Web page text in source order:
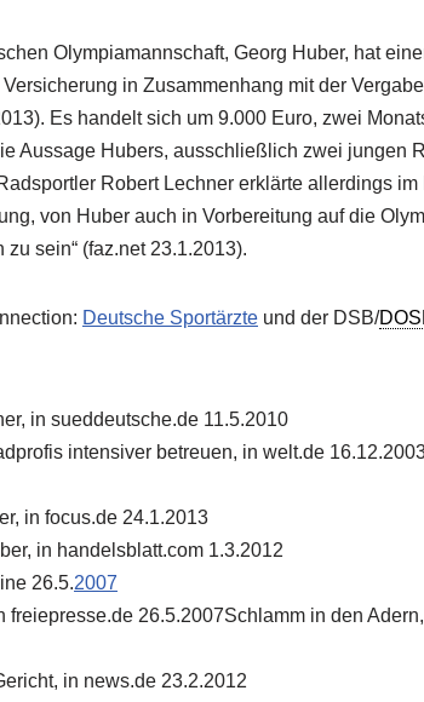
Olympiamannschaft, Georg Huber, hat
in Zusammenhang mit der
Es handelt sich um 9.000 Euro, zwei
Aussage Hubers, ausschließlich zwei jungen
Robert Lechner erklärte allerdings im
von Huber auch in Vorbereitung auf die
sein“ (faz.net 23.1.2013).
Deutsche Sportärzte und der DSB/
in sueddeutsche.de 11.5.2010
intensiver betreuen, in welt.de
in focus.de 24.1.2013
in handelsblatt.com 1.3.2012
26.5.2007
freiepresse.de 26.5.2007Schlamm in den
in news.de 23.2.2012